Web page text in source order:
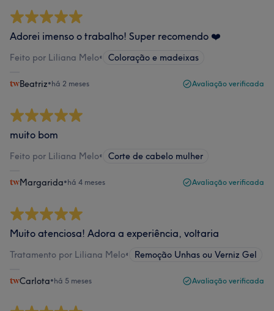
Adorei imenso o trabalho! Super recomendo ❤️
Feito por Liliana Melo• Coloração e madeixas
Beatriz•há 2 meses Avaliação verificada
muito bom
Feito por Liliana Melo• Corte de cabelo mulher
Margarida•há 4 meses Avaliação verificada
Muito atenciosa! Adora a experiência, voltaria
Tratamento por Liliana Melo• Remoção Unhas ou Verniz Gel
Carlota•há 5 meses Avaliação verificada